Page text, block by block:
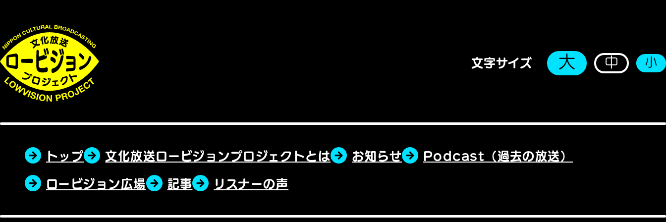
文字サイズ 大 中 小
トップ 文化放送ロービジョンプロジェクトとは お知らせ Podcast（過去の放送）
ロービジョン広場 記事 リスナーの声